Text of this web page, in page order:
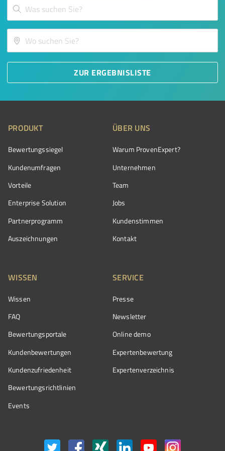
ZUR ERGEBNISLISTE
PRODUKT
Bewertungssiegel
Kundenumfragen
Vorteile
Enterprise Solution
Partnerprogramm
Auszeichnungen
ÜBER UNS
Warum ProvenExpert?
Unternehmen
Team
Jobs
Kundenstimmen
Kontakt
WISSEN
Wissen
FAQ
Bewertungsportale
Kundenbewertungen
Kundenzufriedenheit
Bewertungs­richtlinien
Events
SERVICE
Presse
Newsletter
Online demo
Expertenbewertung
Expertenverzeichnis